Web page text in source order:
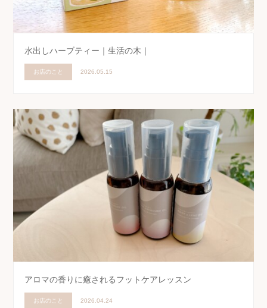
水出しハーブティー｜生活の木｜
お店のこと 2026.05.15
アロマの香りに癒されるフットケアレッスン
お店のこと 2026.04.24